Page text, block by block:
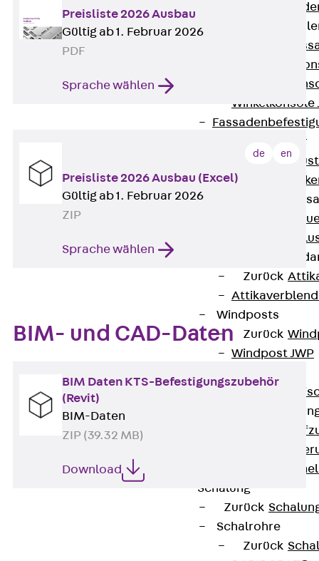
Winkelkonsole
Brüstungsanker
Zurück
Attika-
Zurück
Windposts
Zurück
Windpost JWP
Schalung
Zurück
Schalrohre
Zurück
Preisliste 2026 Ausbau
Gültig ab 1. Februar 2026
PDF
Sprache wählen
de en
Preisliste 2026 Ausbau (Excel)
Gültig ab 1. Februar 2026
ZIP
Sprache wählen
BIM- und CAD-Daten
BIM Daten KTS-Befestigungszubehör
(Revit)
BIM-Daten
ZIP (39.32 MB)
Download